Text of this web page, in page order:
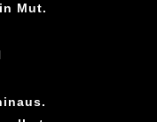
Mut.